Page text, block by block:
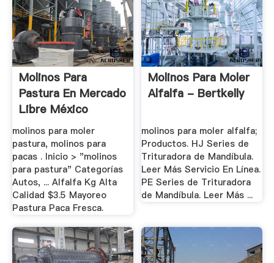
Molinos Para
Pastura En Mercado
Libre México
molinos para moler
pastura, molinos para
pacas . Inicio > "molinos
para pastura" Categorías
Autos, ... Alfalfa Kg Alta
Calidad $3.5 Mayoreo
Pastura Paca Fresca.
Molinos Para Moler
Alfalfa - Bertkelly
molinos para moler alfalfa;
Productos. HJ Series de
Trituradora de Mandíbula.
Leer Más Servicio En Línea.
PE Series de Trituradora
de Mandíbula. Leer Más ...